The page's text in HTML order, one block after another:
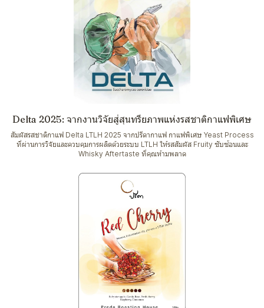
Delta 2025: จากงานวิจัยสู่สุนทรียภาพแห่งรสชาติกาแฟพิเศษ
สัมผัสรสชาติกาแฟ Delta LTLH 2025 จากปรีดากาแฟ กาแฟพิเศษ Yeast Process
ที่ผ่านการวิจัยและควบคุมการผลิตด้วยระบบ LTLH ให้รสสัมผัส Fruity ซับซ้อนและ
Whisky Aftertaste ที่คุณห้ามพลาด